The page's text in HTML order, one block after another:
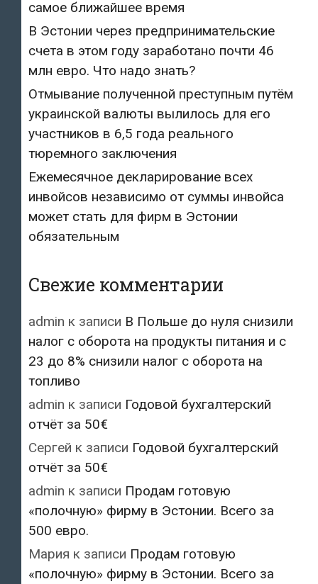
самое ближайшее время
В Эстонии через предпринимательские
счета в этом году заработано почти 46
млн евро. Что надо знать?
Отмывание полученной преступным путём
украинской валюты вылилось для его
участников в 6,5 года реального
тюремного заключения
Ежемесячное декларирование всех
инвойсов независимо от суммы инвойса
может стать для фирм в Эстонии
обязательным
Свежие комментарии
admin к записи В Польше до нуля снизили
налог с оборота на продукты питания и с
23 до 8% снизили налог с оборота на
топливо
admin к записи Годовой бухгалтерский
отчёт за 50€
Сергей к записи Годовой бухгалтерский
отчёт за 50€
admin к записи Продам готовую
«полочную» фирму в Эстонии. Всего за
500 евро.
Мария к записи Продам готовую
«полочную» фирму в Эстонии. Всего за